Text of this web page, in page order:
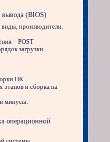
вывода (BIOS)
производители.
– POST
загрузки.
ПК.
этапов и сборка на
минусы.
операционной